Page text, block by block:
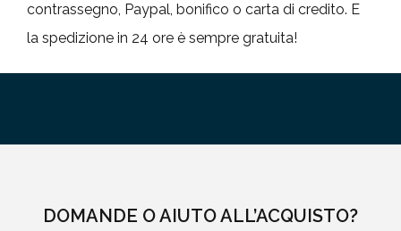
contrassegno, Paypal, bonifico o carta di credito. E
la spedizione in 24 ore è sempre gratuita!
DOMANDE O AIUTO ALL’ACQUISTO?